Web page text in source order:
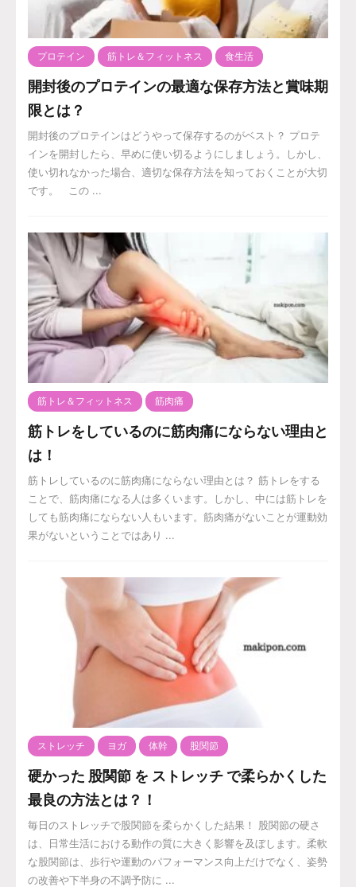
プロテイン 筋トレ＆フィットネス 食生活
開封後のプロテインの最適な保存方法と賞味期
限とは？
開封後のプロテインはどうやって保存するのがベスト？ プロテ
インを開封したら、早めに使い切るようにしましょう。しかし、
使い切れなかった場合、適切な保存方法を知っておくことが大切
です。 この ...
筋トレ＆フィットネス 筋肉痛
筋トレをしているのに筋肉痛にならない理由と
は！
筋トレしているのに筋肉痛にならない理由とは？ 筋トレをする
ことで、筋肉痛になる人は多くいます。しかし、中には筋トレを
しても筋肉痛にならない人もいます。筋肉痛がないことが運動効
果がないということではあり ...
ストレッチ ヨガ 体幹 股関節
硬かった 股関節 を ストレッチ で柔らかくした
最良の方法とは？！
毎日のストレッチで股関節を柔らかくした結果！ 股関節の硬さ
は、日常生活における動作の質に大きく影響を及ぼします。柔軟
な股関節は、歩行や運動のパフォーマンス向上だけでなく、姿勢
の改善や下半身の不調予防に ...